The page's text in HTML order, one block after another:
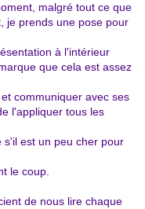
malgré tout ce que
je prends une pose pour
à l'intérieur
que cela est assez
communiquer avec ses
l'appliquer tous les
s'il est un peu cher pour
le coup.
de nous lire chaque